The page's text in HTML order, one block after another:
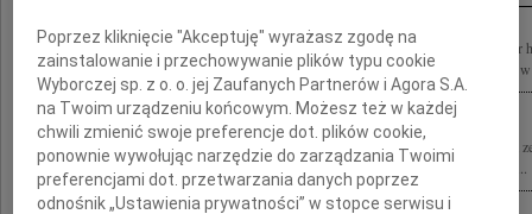
Z prawdziwym smutkiem przyjęliśmy wiadomość o tragicznej śmierci Profesora dr
inż. arch. Jacka Syropolskiego Wszystkie wybitne projekty na długo zapadną nam
"Ona przychodzi chytrze Bez ostrzeżeń i gróźb. Krzyczy pękniętą liną, Kamieniem
wysokie, co im z Wami walczyć każe? Ryzyko, śmierć, te są zawsze tutaj w parze....
Poprzez kliknięcie "Akceptuję" wyrażasz zgodę na
zainstalowanie i przechowywanie plików typu cookie
Wyborczej sp. z o. o. jej Zaufanych Partnerów i Agora S.A.
na Twoim urządzeniu końcowym. Możesz też w każdej
chwili zmienić swoje preferencje dot. plików cookie,
ponownie wywołując narzędzie do zarządzania Twoimi
preferencjami dot. przetwarzania danych poprzez
odnośnik „Ustawienia prywatności” w stopce serwisu i